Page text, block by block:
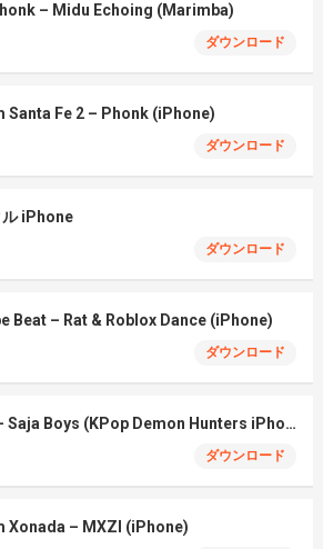
– Midu Echoing (Marimba)
ダウンロード
Santa Fe 2 – Phonk (iPhone)
ダウンロード
ル iPhone
ダウンロード
Beat – Rat & Roblox Dance (iPhone)
ダウンロード
Your Idol – Saja Boys (KPop Demon Hunters iPhone)
ダウンロード
Xonada – MXZI (iPhone)